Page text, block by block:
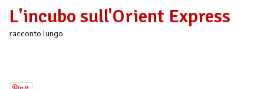
L'incubo sull'Orient Express
racconto lungo